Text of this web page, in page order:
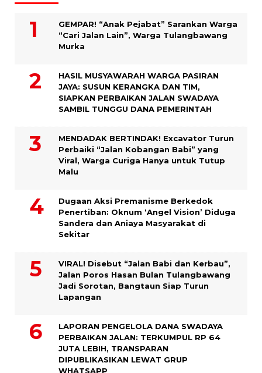
GEMPAR! “Anak Pejabat” Sarankan Warga
“Cari Jalan Lain”, Warga Tulangbawang
Murka
HASIL MUSYAWARAH WARGA PASIRAN
JAYA: SUSUN KERANGKA DAN TIM,
SIAPKAN PERBAIKAN JALAN SWADAYA
SAMBIL TUNGGU DANA PEMERINTAH
MENDADAK BERTINDAK! Excavator Turun
Perbaiki “Jalan Kobangan Babi” yang
Viral, Warga Curiga Hanya untuk Tutup
Malu
Dugaan Aksi Premanisme Berkedok
Penertiban: Oknum ‘Angel Vision’ Diduga
Sandera dan Aniaya Masyarakat di
Sekitar
VIRAL! Disebut “Jalan Babi dan Kerbau”,
Jalan Poros Hasan Bulan Tulangbawang
Jadi Sorotan, Bangtaun Siap Turun
Lapangan
LAPORAN PENGELOLA DANA SWADAYA
PERBAIKAN JALAN: TERKUMPUL RP 64
JUTA LEBIH, TRANSPARAN
DIPUBLIKASIKAN LEWAT GRUP
WHATSAPP